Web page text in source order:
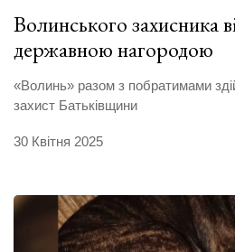
Волинського захисника
державною нагородою
«Волинь» разом з побратимами
захист Батьківщини
30 Квітня 2025